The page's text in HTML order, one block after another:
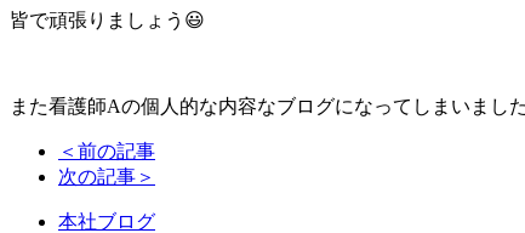
皆で頑張りましょう😃
また看護師Aの個人的な内容なブログになってしまいま
＜前の記事
次の記事＞
本社ブログ